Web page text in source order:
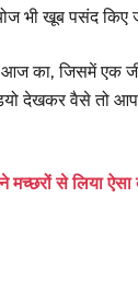
भी खूब पसंद
आज का, जिसमें एक
देखकर वैसे
से लिया ऐसा